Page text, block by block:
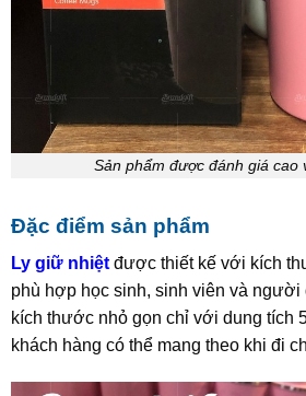
Sản phẩm được đánh giá cao
Đặc điểm sản phẩm
Ly giữ nhiệtđược thiết kế với kích
phù hợp học sinh, sinh viên và người
kích thước nhỏ gọn chỉ với dung tích
khách hàng có thể mang theo khi đi